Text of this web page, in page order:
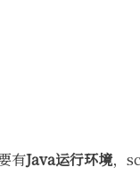
有Java运行环境，